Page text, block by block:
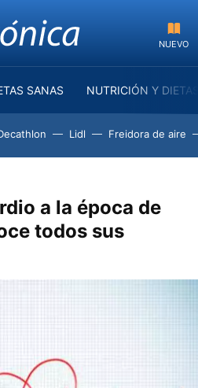
NUEVO
SANAS NUTRICIÓN Y
Lidl Freidora de aire
a la época de
todos sus